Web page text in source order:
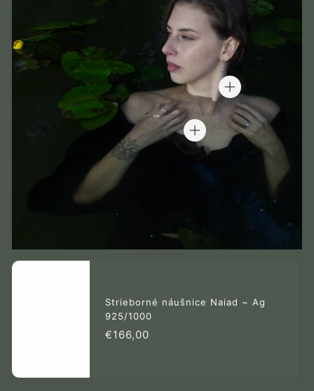
(Accepts .gif, .jpg, .png and 5MB limit)
Cancel Submit
Strieborné náušnice Naiad ~ Ag
925/1000
€166,00